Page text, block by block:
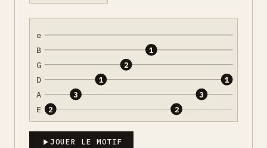
e
B
G
D
A
E
2
3
1
2
1
2
3
1
JOUER LE MOTIF